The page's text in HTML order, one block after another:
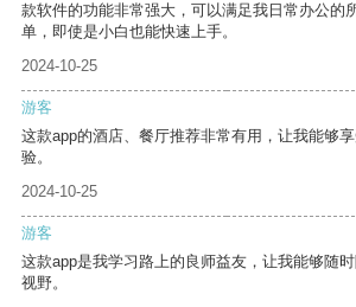
款软件的功能非常强大，可以满足我日常办公的
单，即使是小白也能快速上手。
2024-10-25
游客
这款app的酒店、餐厅推荐非常有用，让我能够
验。
2024-10-25
游客
这款app是我学习路上的良师益友，让我能够随
视野。